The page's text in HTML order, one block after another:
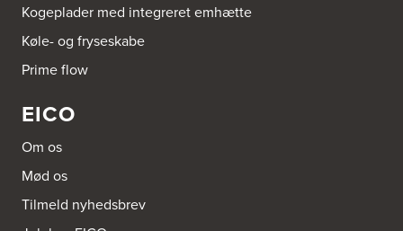
Kogeplader med integreret emhætte
Køle- og fryseskabe
Prime flow
EICO
Om os
Mød os
Tilmeld nyhedsbrev